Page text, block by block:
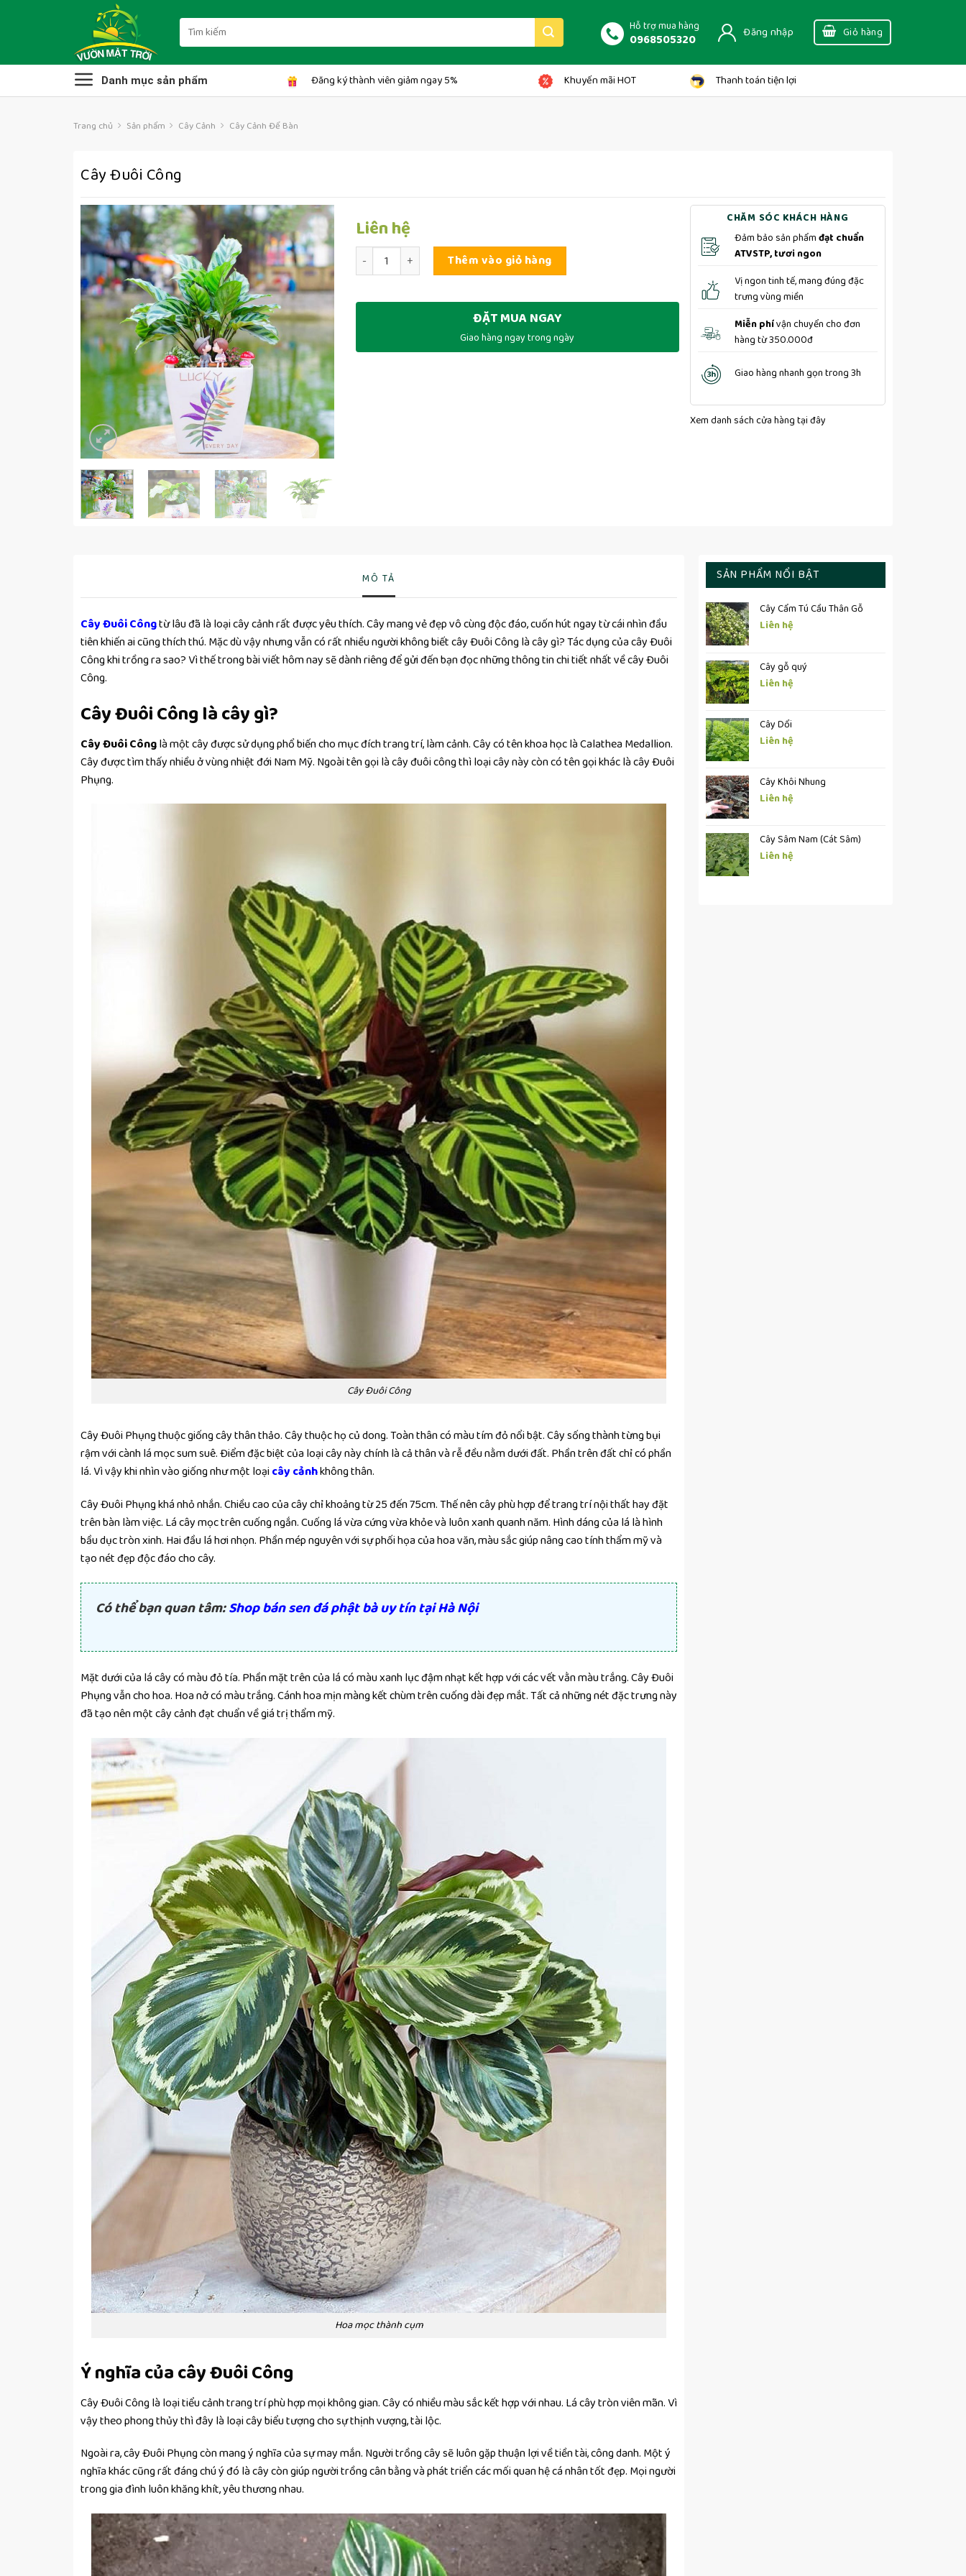
Tìm
kiếm:
Hỗ trợ mua hàng
0968505320 Đăng nhập Giỏ hàng
Danh mục sản phẩm Đăng ký thành viên giảm ngay 5% Khuyến mãi HOT Thanh toán tiện lợi
Trang chủ Sản phẩm Cây Cảnh Cây Cảnh Để Bàn
Cây Đuôi Công
Liên hệ
Số lượng Thêm vào giỏ hàng
ĐẶT MUA NGAY
Giao hàng ngay trong ngày
CHĂM SÓC KHÁCH HÀNG
Đảm bảo sản phẩmđạt chuẩn
ATVSTP, tươi ngon
Vị ngon tinh tế, mang đúng đặc
trưng vùng miền
Miễn phívận chuyển cho đơn
hàng từ 350.000đ
Giao hàng nhanh gọn trong 3h
Xem danh sách cửa hàngtại đây
MÔ TẢ
Cây Đuôi Côngtừ lâu đã là loại cây cảnh rất được yêu thích. Cây mang vẻ đẹp vô cùng độc đáo, cuốn hút ngay từ cái nhìn đầu
tiên khiến ai cũng thích thú. Mặc dù vậy nhưng vẫn có rất nhiều người không biết cây Đuôi Công là cây gì? Tác dụng của cây Đuôi
Công khi trồng ra sao? Vì thế trong bài viết hôm nay sẽ dành riêng để gửi đến bạn đọc những thông tin chi tiết nhất về cây Đuôi
Công.
Cây Đuôi Công là cây gì?
Cây Đuôi Cônglà một cây được sử dụng phổ biến cho mục đích trang trí, làm cảnh. Cây có tên khoa học là Calathea Medallion.
Cây được tìm thấy nhiều ở vùng nhiệt đới Nam Mỹ. Ngoài tên gọi là cây đuôi công thì loại cây này còn có tên gọi khác là cây Đuôi
Phụng.
Cây Đuôi Công
Cây Đuôi Phụng thuộc giống cây thân thảo. Cây thuộc họ củ dong. Toàn thân có màu tím đỏ nổi bật. Cây sống thành từng bụi
rậm với cành lá mọc sum suê. Điểm đặc biệt của loại cây này chính là cả thân và rễ đều nằm dưới đất. Phần trên đất chỉ có phần
lá. Vì vậy khi nhìn vào giống như một loạicây cảnhkhông thân.
Cây Đuôi Phụng khá nhỏ nhắn. Chiều cao của cây chỉ khoảng từ 25 đến 75cm. Thế nên cây phù hợp để trang trí nội thất hay đặt
trên bàn làm việc. Lá cây mọc trên cuống ngắn. Cuống lá vừa cứng vừa khỏe và luôn xanh quanh năm. Hình dáng của lá là hình
bầu dục tròn xinh. Hai đầu lá hơi nhọn. Phần mép nguyên với sự phối họa của hoa văn, màu sắc giúp nâng cao tính thẩm mỹ và
tạo nét đẹp độc đáo cho cây.
Có thể bạn quan tâm:Shop bán sen đá phật bà uy tín tại Hà Nội
Mặt dưới của lá cây có màu đỏ tía. Phần mặt trên của lá có màu xanh lục đậm nhạt kết hợp với các vết vằn màu trắng. Cây Đuôi
Phụng vẫn cho hoa. Hoa nở có màu trắng. Cánh hoa mịn màng kết chùm trên cuống dài đẹp mắt. Tất cả những nét đặc trưng này
đã tạo nên một cây cảnh đạt chuẩn về giá trị thẩm mỹ.
Hoa mọc thành cụm
Ý nghĩa của cây Đuôi Công
Cây Đuôi Công là loại tiểu cảnh trang trí phù hợp mọi không gian. Cây có nhiều màu sắc kết hợp với nhau. Lá cây tròn viên mãn. Vì
vậy theo phong thủy thì đây là loại cây biểu tượng cho sự thịnh vượng, tài lộc.
Ngoài ra, cây Đuôi Phụng còn mang ý nghĩa của sự may mắn. Người trồng cây sẽ luôn gặp thuận lợi về tiền tài, công danh. Một ý
nghĩa khác cũng rất đáng chú ý đó là cây còn giúp người trồng cân bằng và phát triển các mối quan hệ cá nhân tốt đẹp. Mọi người
trong gia đình luôn khăng khít, yêu thương nhau.
SẢN PHẨM NỔI BẬT
Cây Cẩm Tú Cầu Thân Gỗ
Liên hệ
Cây gỗ quý
Liên hệ
Cây Dổi
Liên hệ
Cây Khôi Nhung
Liên hệ
Cây Sâm Nam (Cát Sâm)
Liên hệ